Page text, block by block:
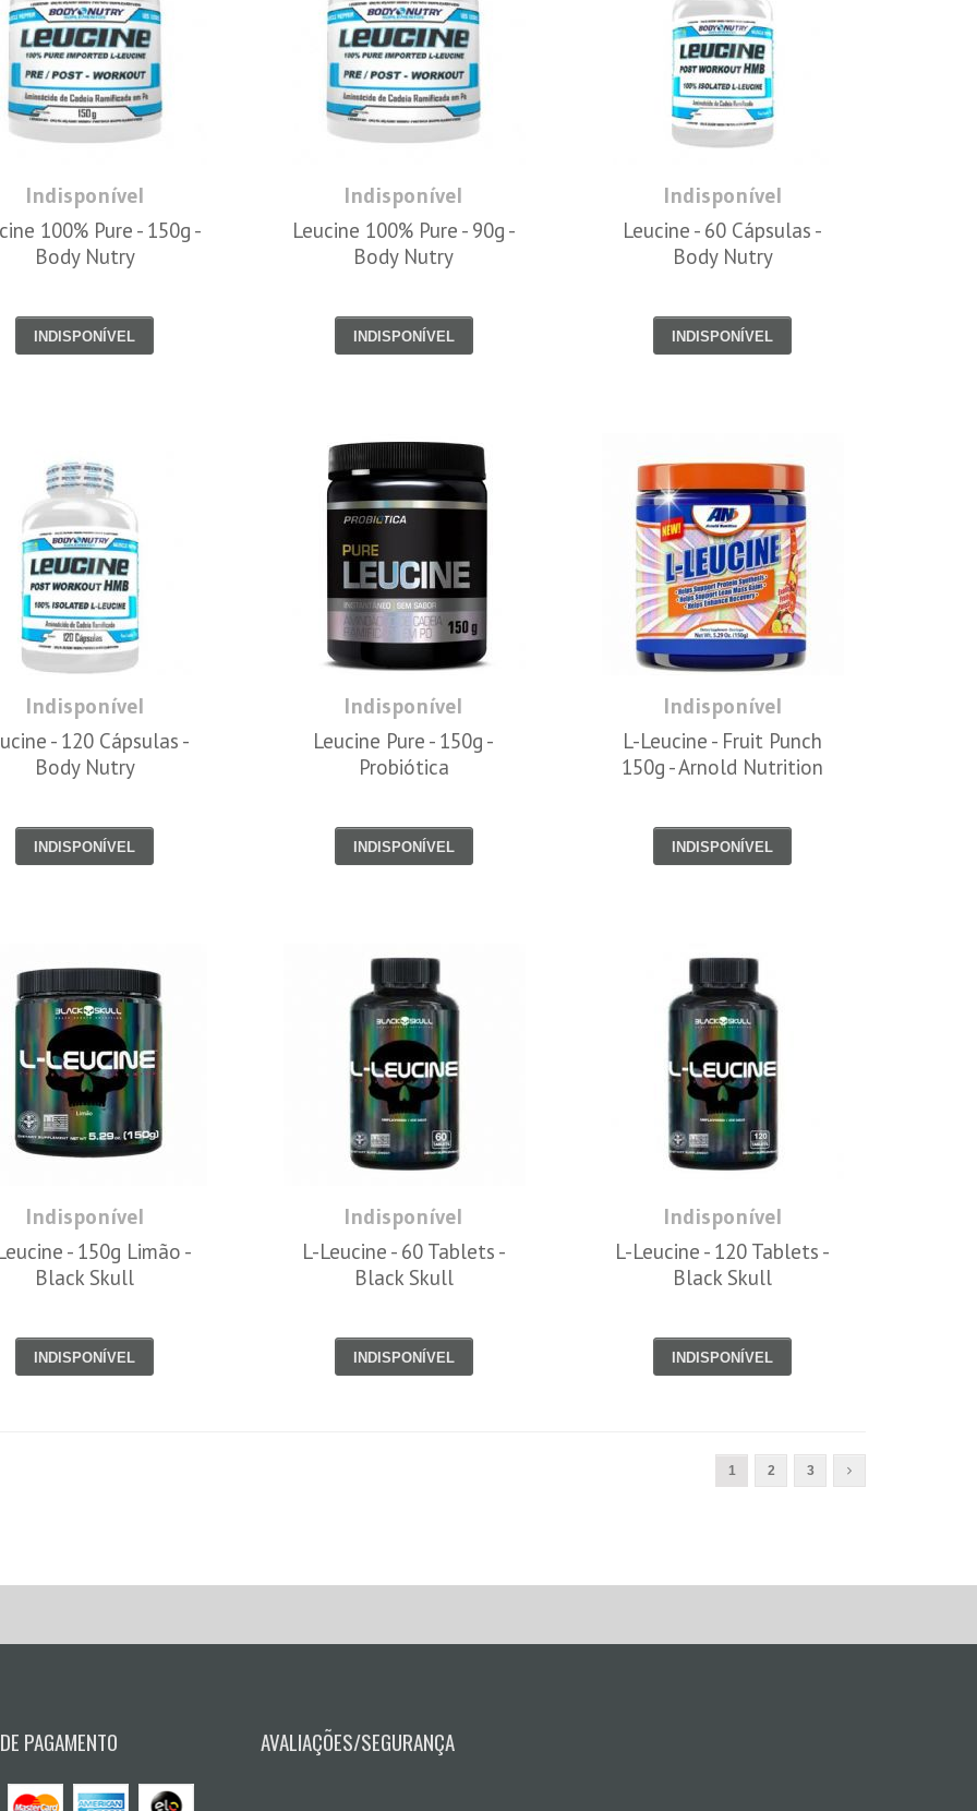
Indisponível
100% Pure - 150g -
Body Nutry
INDISPONÍVEL
Indisponível
Leucine 100% Pure - 90g -
Body Nutry
INDISPONÍVEL
Indisponível
Leucine - 60 Cápsulas -
Body Nutry
INDISPONÍVEL
Indisponível
- 120 Cápsulas -
Body Nutry
INDISPONÍVEL
Indisponível
Leucine Pure - 150g -
Probiótica
INDISPONÍVEL
Indisponível
L-Leucine - Fruit Punch
150g - Arnold Nutrition
INDISPONÍVEL
Indisponível
- 150g Limão -
Black Skull
INDISPONÍVEL
Indisponível
L-Leucine - 60 Tablets -
Black Skull
INDISPONÍVEL
Indisponível
L-Leucine - 120 Tablets -
Black Skull
INDISPONÍVEL
1 2 3
PAGAMENTO AVALIAÇÕES/SEGURANÇA